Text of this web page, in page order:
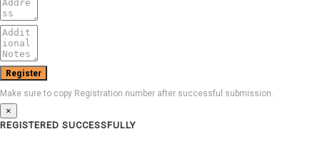
Make sure to copy Registration number after successful submission.
×
REGISTERED SUCCESSFULLY